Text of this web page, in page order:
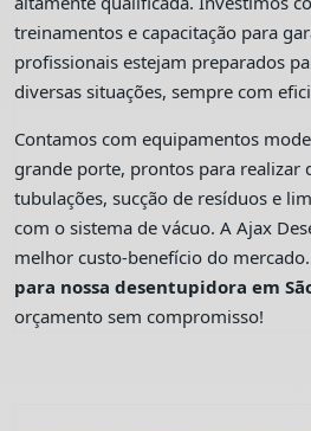
treinamentos e capacitação para
profissionais estejam preparados
diversas situações, sempre com
Contamos com equipamentos
grande porte, prontos para realizar
tubulações, sucção de resíduos e
com o sistema de vácuo. A Ajax
melhor custo-benefício do mercado.
para nossa desentupidora em
orçamento sem compromisso!